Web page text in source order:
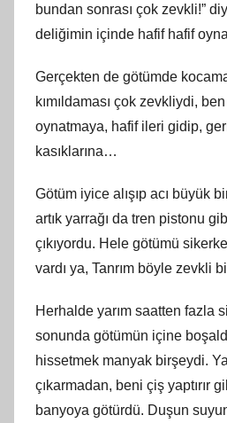
bundan sonrası çok zevkli!”
deliğimin içinde hafif hafif
Gerçekten de götümde
kımıldaması çok zevkliydi,
oynatmaya, hafif ileri gidip,
kasıklarına…
Götüm iyice alışıp acı büyük
artık yarrağı da tren pistonu
çıkıyordu. Hele götümü
vardı ya, Tanrım böyle zevkli
Herhalde yarım saatten fazla
sonunda götümün içine boşaldı.
hissetmek manyak birşeydi.
çıkarmadan, beni çiş yaptırır
banyoya götürdü. Duşun